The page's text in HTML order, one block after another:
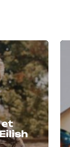
et